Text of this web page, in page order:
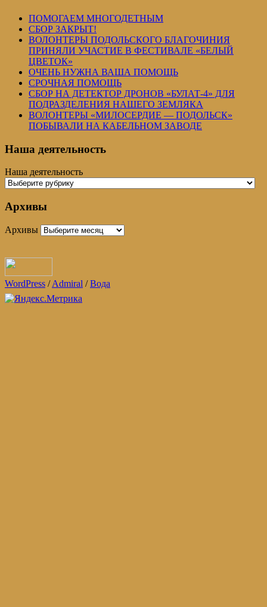
ПОМОГАЕМ МНОГОДЕТНЫМ
СБОР ЗАКРЫТ!
ВОЛОНТЕРЫ ПОДОЛЬСКОГО БЛАГОЧИНИЯ
ПРИНЯЛИ УЧАСТИЕ В ФЕСТИВАЛЕ «БЕЛЫЙ
ЦВЕТОК»
ОЧЕНЬ НУЖНА ВАША ПОМОЩЬ
СРОЧНАЯ ПОМОЩЬ
СБОР НА ДЕТЕКТОР ДРОНОВ «БУЛАТ-4» ДЛЯ
ПОДРАЗДЕЛЕНИЯ НАШЕГО ЗЕМЛЯКА
ВОЛОНТЕРЫ «МИЛОСЕРДИЕ — ПОДОЛЬСК»
ПОБЫВАЛИ НА КАБЕЛЬНОМ ЗАВОДЕ
Наша деятельность
Наша деятельность
Архивы
Архивы
WordPress /Admiral /Вода